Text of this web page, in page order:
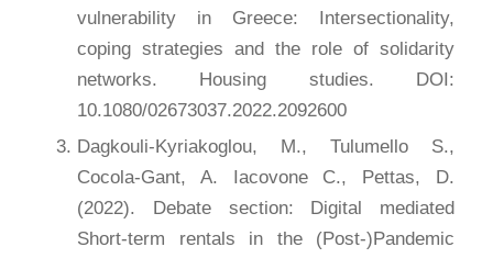
vulnerability in Greece: Intersectionality,
coping strategies and the role of solidarity
networks. Housing studies. DOI:
10.1080/02673037.2022.2092600
Dagkouli-Kyriakoglou, M., Tulumello S.,
Cocola-Gant, A. Iacovone C., Pettas, D.
(2022). Debate section: Digital mediated
Short-term rentals in the (Post-)Pandemic